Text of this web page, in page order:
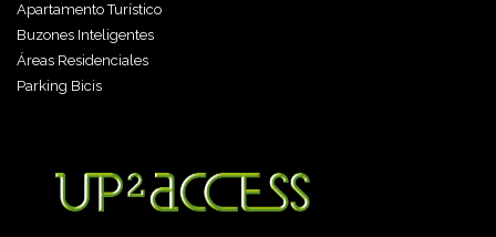
Apartamento Turístico
Buzones Inteligentes
Áreas Residenciales
Parking Bicis